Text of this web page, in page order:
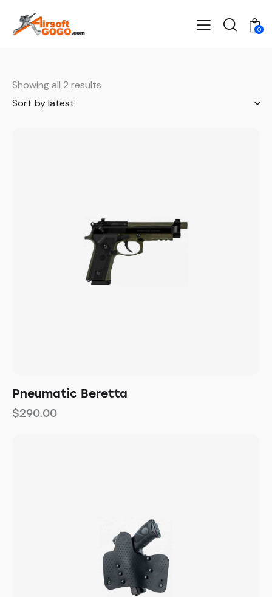
0
Showing all 2 results
Pneumatic Beretta
$290.00